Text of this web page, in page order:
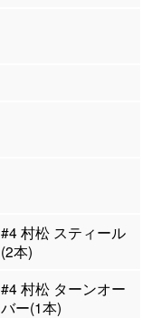
#4 村松 スティール
(2本)
#4 村松 ターンオー
バー(1本)